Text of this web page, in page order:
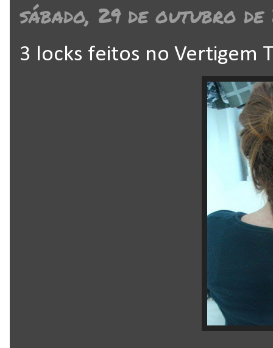
sábado, 29 de outubro de
3 locks feitos no Vertigem